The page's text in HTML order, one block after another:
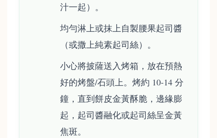
汁一起）。
均勻淋上或抹上自製腰果起司醬
（或撒上純素起司絲）。
小心將披薩送入烤箱，放在預熱
好的烤盤/石頭上。烤約 10-14 分
鐘，直到餅皮金黃酥脆，邊緣膨
起，起司醬融化或起司絲呈金黃
焦斑。